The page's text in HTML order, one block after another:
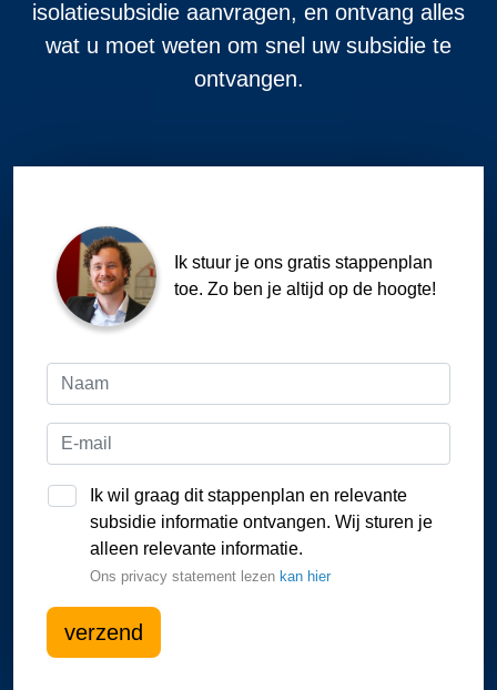
isolatiesubsidie aanvragen, en ontvang alles
wat u moet weten om snel uw subsidie te
ontvangen.
Ik stuur je ons gratis stappenplan
toe. Zo ben je altijd op de hoogte!
Ik wil graag dit stappenplan en relevante
subsidie informatie ontvangen. Wij sturen je
alleen relevante informatie.
Ons privacy statement lezen kan hier
verzend